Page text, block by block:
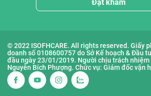
Đặt khám
© 2022 ISOFHCARE. All rights reserved. Giấy
doanh số 0108600757 do Sở Kế hoạch & Đầu
đầu ngày 23/01/2019. Người chịu trách nhiệm
Nguyễn Bích Phượng. Chức vụ: Giám đốc vận